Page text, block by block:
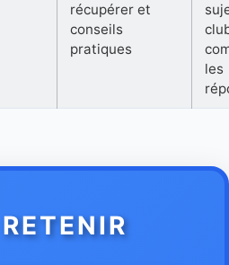
récupérer et
conseils
pratiques
les